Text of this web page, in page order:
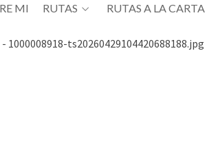
MI RUTAS RUTAS A LA CARTA